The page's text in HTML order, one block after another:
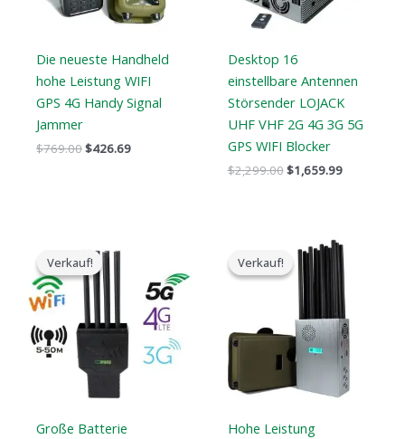
Die neueste Handheld
hohe Leistung WIFI
GPS 4G Handy Signal
Jammer
$769.00$426.69
Desktop 16
einstellbare Antennen
Störsender LOJACK
UHF VHF 2G 4G 3G 5G
GPS WIFI Blocker
$2,299.00$1,659.99
Verkauf!
Verkauf!
Große Batterie
ursprüngliche
Preis
war:
$1,199.00.
ist:
$735.99.
Verkauf!
Verkauf!
Hohe Leistung
ursprüngliche
Preis
war:
$1,299.00.
Der
aktuelle
Preis
ist:
$759.99.